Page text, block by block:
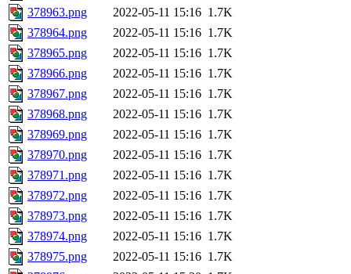
378963.png
2022-05-11 15:16 1.7K
378964.png
2022-05-11 15:16 1.7K
378965.png
2022-05-11 15:16 1.7K
378966.png
2022-05-11 15:16 1.7K
378967.png
2022-05-11 15:16 1.7K
378968.png
2022-05-11 15:16 1.7K
378969.png
2022-05-11 15:16 1.7K
378970.png
2022-05-11 15:16 1.7K
378971.png
2022-05-11 15:16 1.7K
378972.png
2022-05-11 15:16 1.7K
378973.png
2022-05-11 15:16 1.7K
378974.png
2022-05-11 15:16 1.7K
378975.png
2022-05-11 15:16 1.7K